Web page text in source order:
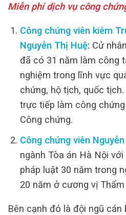
Miễn phí dịch vụ công
Công chứng viên kiêm
Nguyễn Thị Huệ: Cử
đã có 31 năm làm công
nghiệm trong lĩnh vực
chứng, hộ tịch, quốc
trực tiếp làm công
Công chứng.
Công chứng viên
ngành Tòa án Hà Nội
pháp luật 30 năm trong
20 năm ở cương vị Thẩm
Bên cạnh đó là đội ngũ cán